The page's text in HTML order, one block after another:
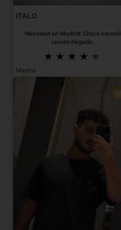
ITALO
Novedad en Madrid: Chico varonil
recien llegado.
Madrid